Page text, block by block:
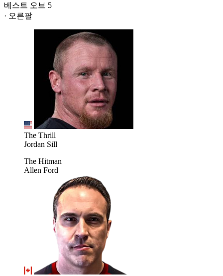
베스트 오브 5
· 오른팔
The Thrill
Jordan Sill
The Hitman
Allen Ford